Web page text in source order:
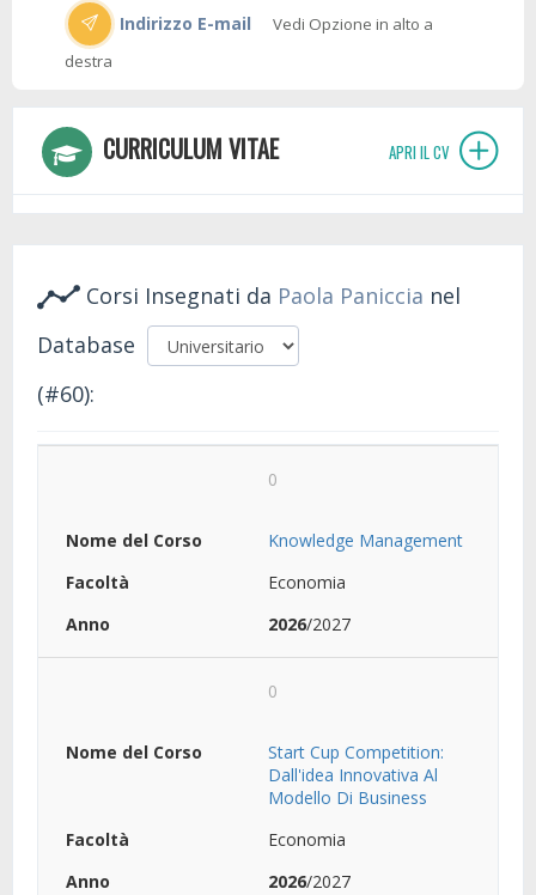
Indirizzo E-mail
Vedi Opzione in alto a
destra
CURRICULUM VITAE APRI IL CV
Corsi Insegnati da Paola Paniccia
Database
(#60):
0
Knowledge Management
Economia
2026/2027
0
Start Cup Competition:
Dall'idea Innovativa Al
Modello Di Business
Economia
2026/2027